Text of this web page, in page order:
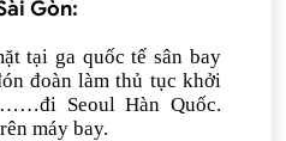
Gòn:
tại ga quốc tế sân bay
đoàn làm thủ tục khởi
Seoul Hàn Quốc.
máy bay.